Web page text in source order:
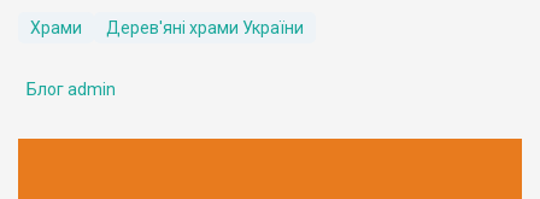
Храми Дерев'яні храми України
Блог admin